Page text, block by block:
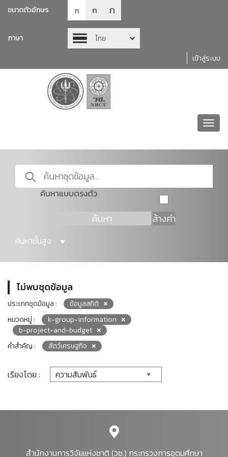
ขนาดตัวอักษร ก ก ก
ภาษา
ไทย
เข้าสู่ระบบ
ค้นหาแบบตรงตัว
ค้นหา ล้างค่า
ค้นหาขั้นสูง
ไม่พบชุดข้อมูล
ประเภทชุดข้อมูล :
ข้อมูลสถิติ
หมวดหมู่ :
k-group-information
b-project-and-budget
คำสำคัญ :
สัตว์เศรษฐกิจ
เรียงโดย :
สำนักงานการวิจัยแห่งชาติ (วช.) กระทรวงการอุดมศึกษา